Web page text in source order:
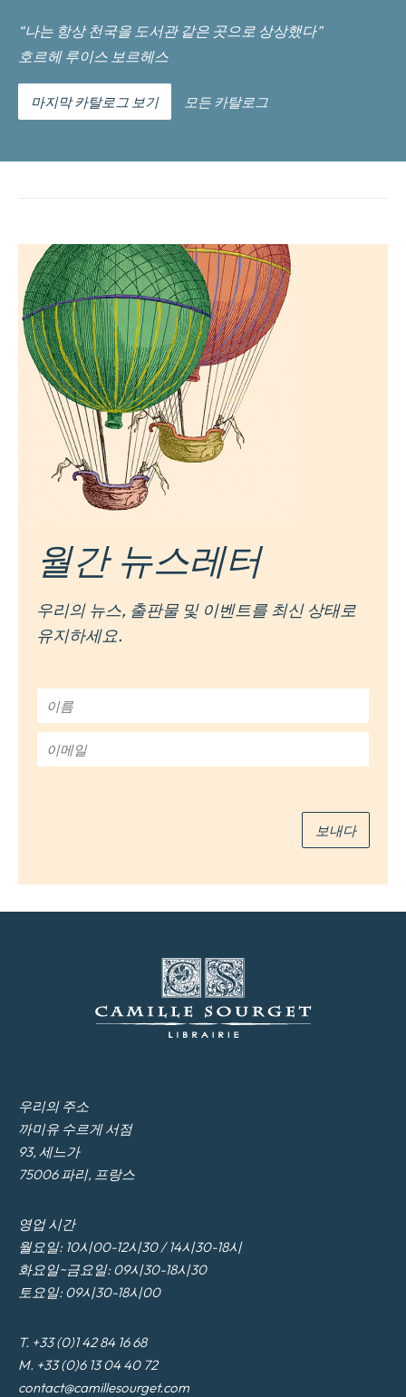
“나는 항상 천국을 도서관 같은 곳으로 상상했다”
호르헤 루이스 보르헤스
마지막 카탈로그 보기 모든 카탈로그
월간 뉴스레터
우리의 뉴스, 출판물 및 이벤트를 최신 상태로
유지하세요.
름
*
메
보내다
우리의 주소
까미유 수르게 서점
93, 세느가
75006 파리, 프랑스
영업 시간
월요일: 10시00-12시30 / 14시30-18시
화요일~금요일: 09시30-18시30
토요일: 09시30-18시00
T. +33 (0)1 42 84 16 68
M. +33 (0)6 13 04 40 72
contact@camillesourget.com